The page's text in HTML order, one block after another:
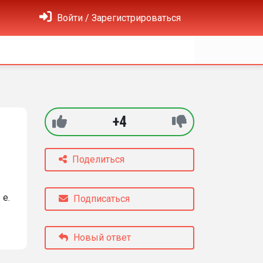
Войти / Зарегистрироваться
+4
Поделиться
Подписаться
Новый ответ